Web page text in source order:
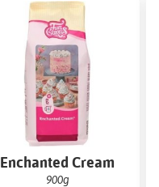
Enchanted Cream
900g